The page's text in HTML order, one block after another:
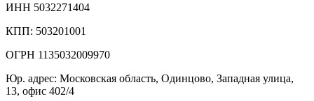
ИНН 5032271404
КПП: 503201001
ОГРН 1135032009970
Юр. адрес: Московская область, Одинцово, Западная улица,
13, офис 402/4